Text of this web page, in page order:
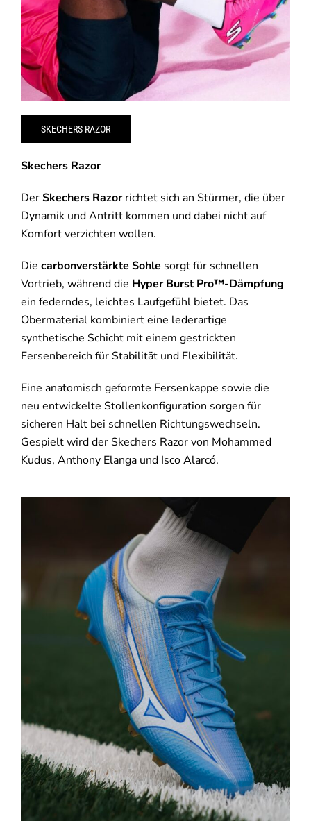
SKECHERS RAZOR
Skechers Razor
DerSkechers Razorrichtet sich an Stürmer, die über
Dynamik und Antritt kommen und dabei nicht auf
Komfort verzichten wollen.
Die carbonverstärkte Sohle sorgt für schnellen
Vortrieb, während die Hyper Burst Pro™-Dämpfung
ein federndes, leichtes Laufgefühl bietet. Das
Obermaterial kombiniert eine lederartige
synthetische Schicht mit einem gestrickten
Fersenbereich für Stabilität und Flexibilität.
Eine anatomisch geformte Fersenkappe sowie die
neu entwickelte Stollenkonfiguration sorgen für
sicheren Halt bei schnellen Richtungswechseln.
Gespielt wird der Skechers Razor von Mohammed
Kudus, Anthony Elanga und Isco Alarcó.